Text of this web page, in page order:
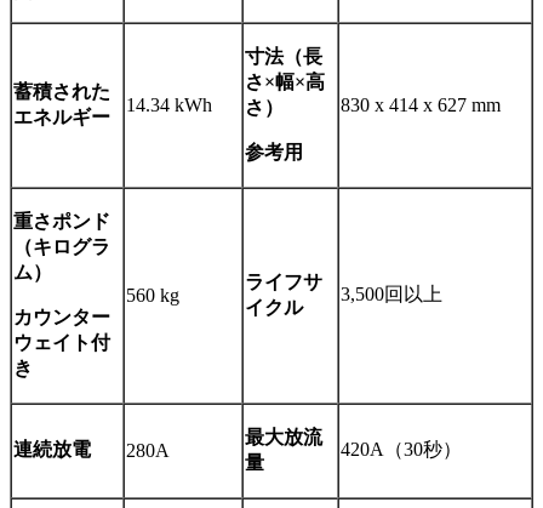
蓄積された
エネルギー
14.34 kWh
寸法（長
さ×幅×高
さ）
参考用
830 x 414 x 627 mm
重さポンド
（キログラ
ム）
カウンター
ウェイト付
き
560 kg
ライフサ
イクル
3,500回以上
連続放電 280A
最大放流
量
420A（30秒）